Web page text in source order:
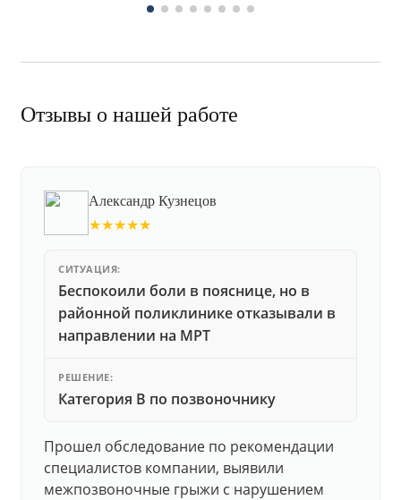
Отзывы о нашей работе
Александр Кузнецов
★★★★★
СИТУАЦИЯ:
Беспокоили боли в пояснице, но в
районной поликлинике отказывали в
направлении на МРТ
РЕШЕНИЕ:
Категория В по позвоночнику
Прошел обследование по рекомендации
специалистов компании, выявили
межпозвоночные грыжи с нарушением